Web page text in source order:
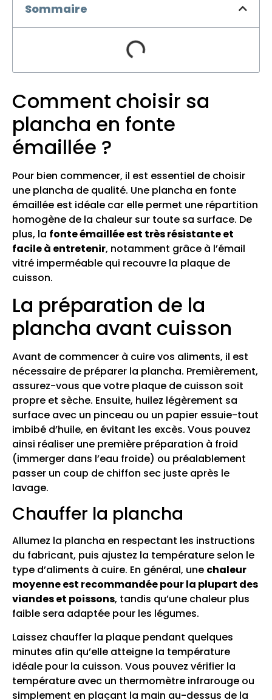
Sommaire
Comment choisir sa
plancha en fonte
émaillée ?
Pour bien commencer, il est essentiel de choisir
une plancha de qualité. Une plancha en fonte
émaillée est idéale car elle permet une répartition
homogène de la chaleur sur toute sa surface. De
plus, la fonte émaillée est très résistante et
facile à entretenir, notamment grâce à l’émail
vitré imperméable qui recouvre la plaque de
cuisson.
La préparation de la
plancha avant cuisson
Avant de commencer à cuire vos aliments, il est
nécessaire de préparer la plancha. Premièrement,
assurez-vous que votre plaque de cuisson soit
propre et sèche. Ensuite, huilez légèrement sa
surface avec un pinceau ou un papier essuie-tout
imbibé d’huile, en évitant les excès. Vous pouvez
ainsi réaliser une première préparation à froid
(immerger dans l’eau froide) ou préalablement
passer un coup de chiffon sec juste après le
lavage.
Chauffer la plancha
Allumez la plancha en respectant les instructions
du fabricant, puis ajustez la température selon le
type d’aliments à cuire. En général, une chaleur
moyenne est recommandée pour la plupart des
viandes et poissons, tandis qu’une chaleur plus
faible sera adaptée pour les légumes.
Laissez chauffer la plaque pendant quelques
minutes afin qu’elle atteigne la température
idéale pour la cuisson. Vous pouvez vérifier la
température avec un thermomètre infrarouge ou
simplement en plaçant la main au-dessus de la